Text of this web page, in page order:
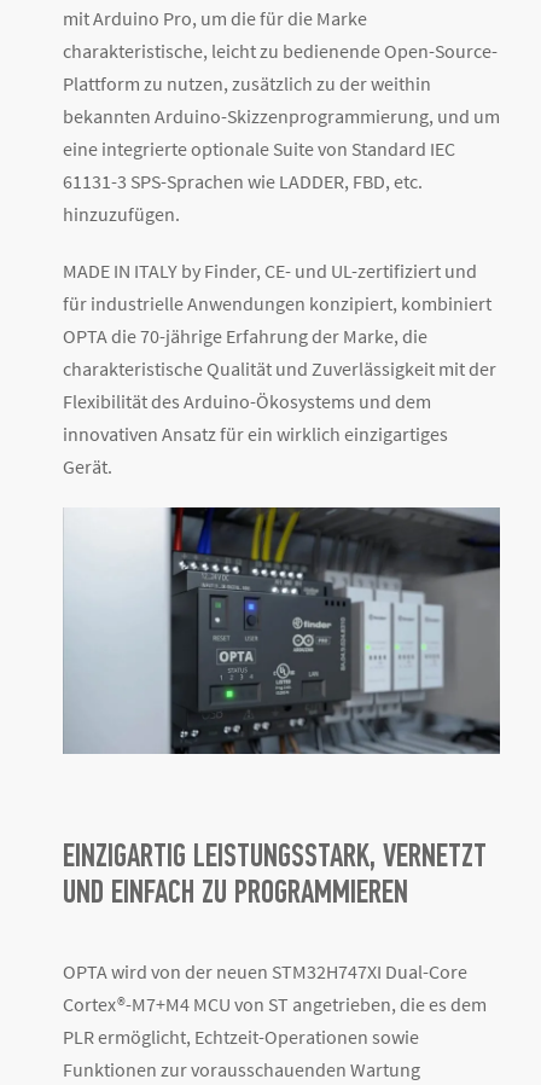
mit Arduino Pro, um die für die Marke
charakteristische, leicht zu bedienende Open-Source-
Plattform zu nutzen, zusätzlich zu der weithin
bekannten Arduino-Skizzenprogrammierung, und um
eine integrierte optionale Suite von Standard IEC
61131-3 SPS-Sprachen wie LADDER, FBD, etc.
hinzuzufügen.
MADE IN ITALY by Finder, CE- und UL-zertifiziert und
für industrielle Anwendungen konzipiert, kombiniert
OPTA die 70-jährige Erfahrung der Marke, die
charakteristische Qualität und Zuverlässigkeit mit der
Flexibilität des Arduino-Ökosystems und dem
innovativen Ansatz für ein wirklich einzigartiges
Gerät.
EINZIGARTIG LEISTUNGSSTARK, VERNETZT
UND EINFACH ZU PROGRAMMIEREN
OPTA wird von der neuen STM32H747XI Dual-Core
Cortex®-M7+M4 MCU von ST angetrieben, die es dem
PLR ermöglicht, Echtzeit-Operationen sowie
Funktionen zur vorausschauenden Wartung